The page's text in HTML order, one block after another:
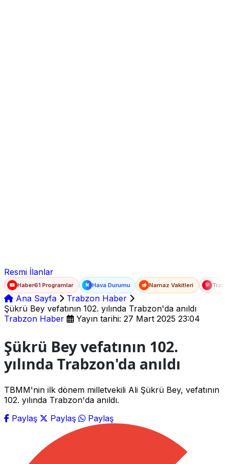
Resmi İlanlar
Haber61 Programlar N Hava Durumu Namaz Vakitleri
Ana Sayfa
Trabzon Haber
Şükrü Bey vefatının 102. yılında Trabzon'da anıldı
Trabzon Haber
Yayın tarihi: 27 Mart 2025 23:04
Şükrü Bey vefatının 102.
yılında Trabzon'da anıldı
TBMM'nin ilk dönem milletvekili Ali Şükrü Bey, vefatının
102. yılında Trabzon'da anıldı.
Paylaş
Paylaş Paylaş